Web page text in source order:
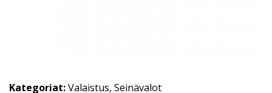
Kategoriat:Valaistus, Seinävalot